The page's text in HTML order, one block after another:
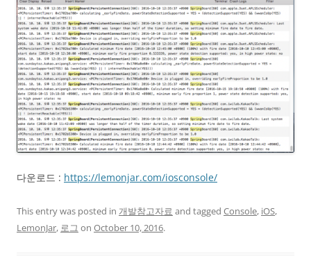
다운로드 : https://lemonjar.com/iosconsole/
This entry was posted in 개발참고자료 and tagged Console, iOS,
LemonJar, 로그 on October 10, 2016.